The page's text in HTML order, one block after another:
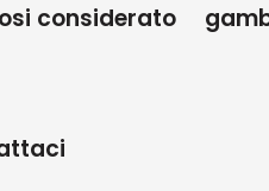
considerato